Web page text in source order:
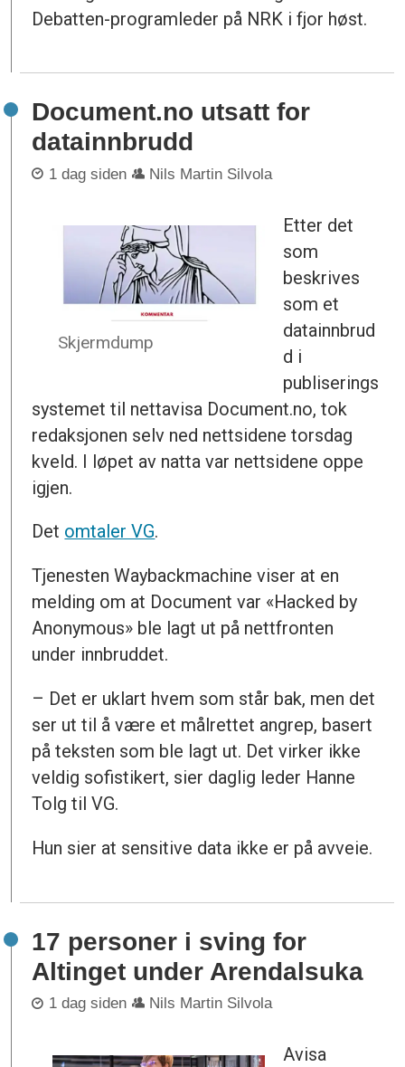
Debatten-programleder på NRK i fjor høst.
Document.no utsatt for
datainnbrudd
1 dag siden Nils Martin Silvola
Skjermdump
Etter det
som
beskrives
som et
datainnbrud
d i
publiserings
systemet til nettavisa Document.no, tok
redaksjonen selv ned nettsidene torsdag
kveld. I løpet av natta var nettsidene oppe
igjen.
Det omtaler VG.
Tjenesten Waybackmachine viser at en
melding om at Document var «Hacked by
Anonymous» ble lagt ut på nettfronten
under innbruddet.
– Det er uklart hvem som står bak, men det
ser ut til å være et målrettet angrep, basert
på teksten som ble lagt ut. Det virker ikke
veldig sofistikert, sier daglig leder Hanne
Tolg til VG.
Hun sier at sensitive data ikke er på avveie.
17 personer i sving for
Altinget under Arendalsuka
1 dag siden Nils Martin Silvola
Avisa